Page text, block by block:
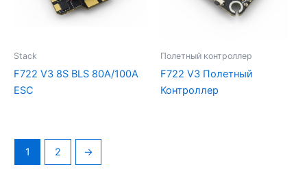
Stack
F722 V3 8S BLS 80A/100A
ESC
Полетный контроллер
F722 V3 Полетный
Контроллер
1 2 →